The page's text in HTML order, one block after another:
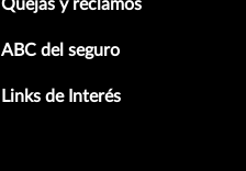
Quejas y reclamos
ABC del seguro
Links de Interés